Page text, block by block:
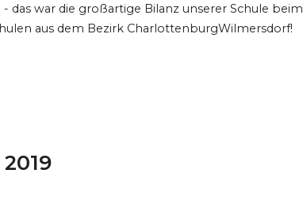
- das war die großartige Bilanz unserer Schule beim
aus dem Bezirk CharlottenburgWilmersdorf!